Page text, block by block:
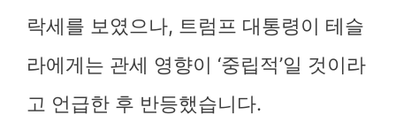
락세를 보였으나, 트럼프 대통령이 테슬
라에게는 관세 영향이 ‘중립적’일 것이라
고 언급한 후 반등했습니다.